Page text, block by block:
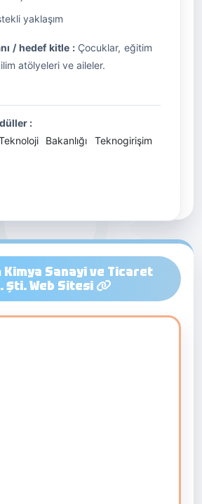
yaklaşım
/ hedef kitle : Çocuklar, eğitim
atölyeleri ve aileler.
:
Bakanlığı Teknogirişim
Kimya Sanayi ve Ticaret
Şti. Web Sitesi